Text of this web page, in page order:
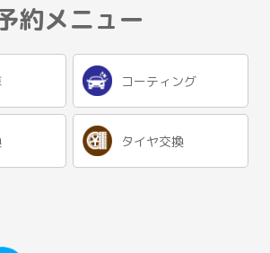
約メニュー
コーティング
タイヤ交換